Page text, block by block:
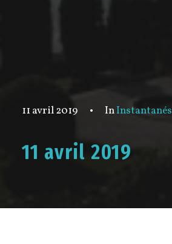
11 avril 2019 • InInstantanés
11 avril 2019